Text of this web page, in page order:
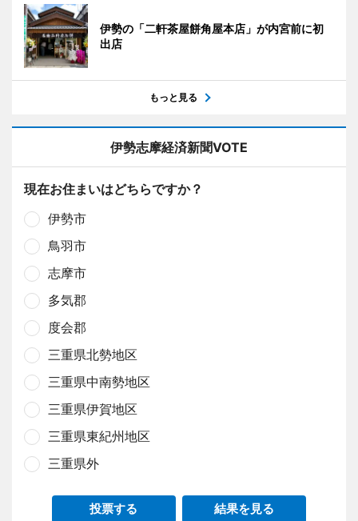
伊勢の「二軒茶屋餅角屋本店」が内宮前に初
出店
もっと見る
伊勢志摩経済新聞VOTE
現在お住まいはどちらですか？
伊勢市
鳥羽市
志摩市
多気郡
度会郡
三重県北勢地区
三重県中南勢地区
三重県伊賀地区
三重県東紀州地区
三重県外
投票する 結果を見る